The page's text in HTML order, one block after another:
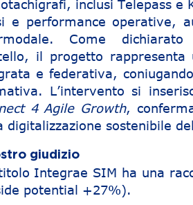
inclusi Telepass
e performance operative,
Come dichiarato
il progetto rappresenta
e federativa,
L’intervento si
4 Agile Growth,
digitalizzazione sostenibile
giudizio
Integrae SIM ha una
potential +27%).